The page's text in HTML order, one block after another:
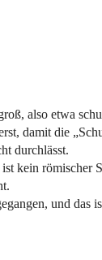
also etwa
damit die
durchlässt.
ist kein römischer
und das